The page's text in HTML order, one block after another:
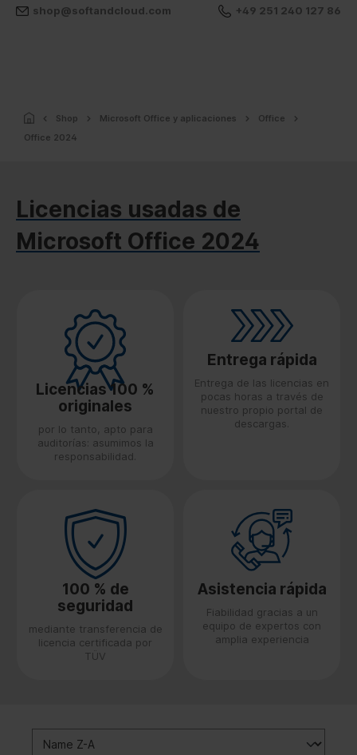
shop@softandcloud.com +49 251 240 127 86
Shop Microsoft Office y aplicaciones
Office
Office 2024
Licencias usadas de
Microsoft Office 2024
Licencias 100 %
originales
por lo tanto, apto para
auditorías: asumimos la
responsabilidad.
Entrega rápida
Entrega de las licencias en
pocas horas a través de
nuestro propio portal de
descargas.
100 % de
seguridad
mediante transferencia de
licencia certificada por
TÜV
Asistencia rápida
Fiabilidad gracias a un
equipo de expertos con
amplia experiencia